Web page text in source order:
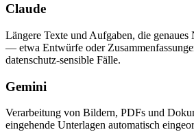
Claude
Längere Texte und Aufgaben, die genaues
— etwa Entwürfe oder
datenschutz-sensible Fälle.
Gemini
Verarbeitung von Bildern, PDFs und
eingehende Unterlagen automatisch